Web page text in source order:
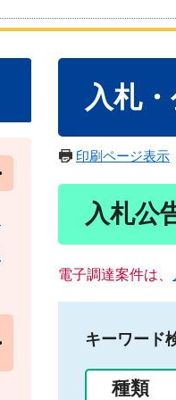
入札
印刷ページ表示
入札公
電子調達案件は、
キーワード
種類